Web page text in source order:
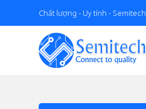
Chất lượng - Uy tính - Semitech